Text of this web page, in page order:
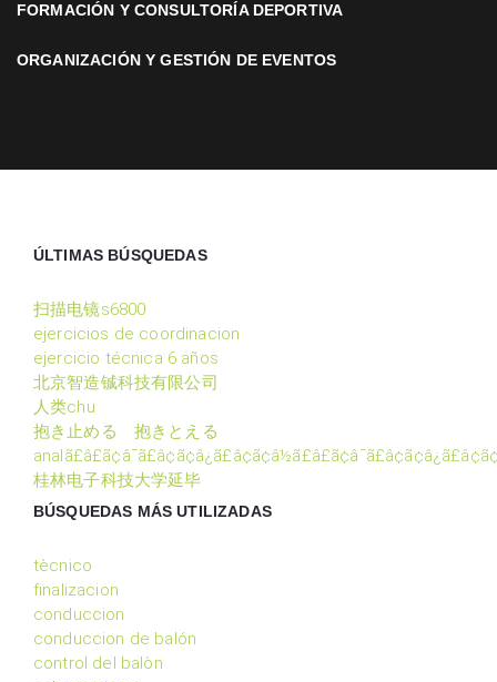
FORMACIÓN Y CONSULTORÍA DEPORTIVA
ORGANIZACIÓN Y GESTIÓN DE EVENTOS
ÚLTIMAS BÚSQUEDAS
扫描电镜s6800
ejercicios de coordinacion
ejercicio técnica 6 años
北京智造铖科技有限公司
人类chu
抱き止める 抱きとえる
桂林电子科技大学延毕
BÚSQUEDAS MÁS UTILIZADAS
tècnico
finalizacion
conduccion
conduccion de balón
control del balòn